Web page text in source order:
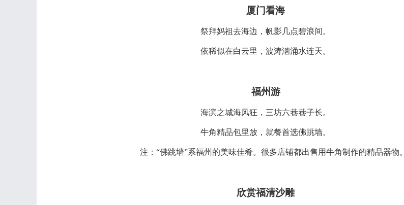
厦门看海
祭拜妈祖去海边，帆影几点碧浪间。
依稀似在白云里，波涛汹涌水连天。
福州游
海滨之城海风狂，三坊六巷巷子长。
牛角精品包里放，就餐首选佛跳墙。
注： “佛跳墙”系福州的美味佳肴。很多店铺都出售用牛角制作的精品器物。
欣赏福清沙雕